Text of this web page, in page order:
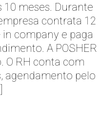
meses. Durante
contrata 12
in company e paga
A POSHER
O RH conta com
agendamento pelo